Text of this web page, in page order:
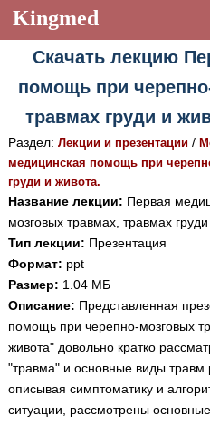
Kingmed
Учебный материал
Видеогалерея 899
Истории болезней 1268
Лекции и презентации 2474
Аккредитационные тесты
Методические
Научно-популярное
Статьи
Новости
Медицинская стандартизация
Пароль
Восстановить пароль
Регистрация
Вход
Скачать лекцию
помощь при
травмах груди и
Раздел: Лекции и презентации/
медицинская помощь при
груди и живота.
Название лекции: Первая
мозговых травмах, травмах груди
Тип лекции: Презентация
Формат: ppt
Размер: 1.04 МБ
Описание: Представленная
помощь при черепно-мозговых
живота" довольно кратко
"травма" и основные виды травм
описывая симптоматику и
ситуации, рассмотрены